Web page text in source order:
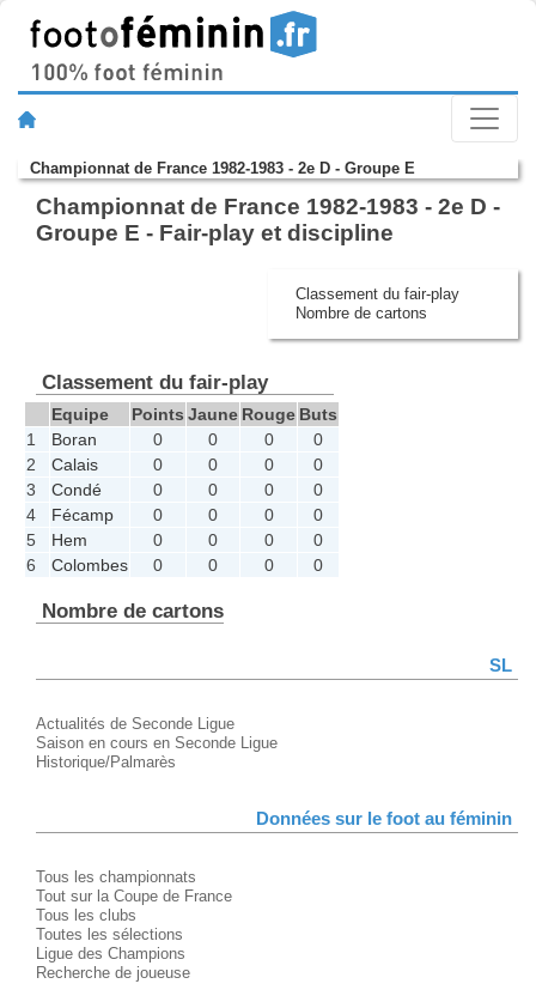
Championnat de France 1982-1983 - 2e D - Groupe E
Championnat de France 1982-1983 - 2e D -
Groupe E - Fair-play et discipline
Classement du fair-play
Nombre de cartons
Classement du fair-play
Equipe Points Jaune Rouge Buts
1
Boran 0 0 0
0
2
Calais 0 0 0
0
3
Condé 0 0 0
0
4
Fécamp 0 0 0
0
5
Hem 0 0 0
0
6
Colombes 0 0 0 0
Nombre de cartons
SL
Actualités de Seconde Ligue
Saison en cours en Seconde Ligue
Historique/Palmarès
Données sur le foot au féminin
Tous les championnats
Tout sur la Coupe de France
Tous les clubs
Toutes les sélections
Ligue des Champions
Recherche de joueuse